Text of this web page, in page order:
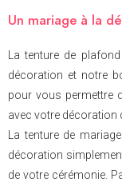
Un mariage à la
La tenture de
décoration et notre
pour vous permettre
avec votre décoration
La tenture de
décoration
de votre cérémonie.